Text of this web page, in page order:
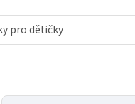
pro dětičky